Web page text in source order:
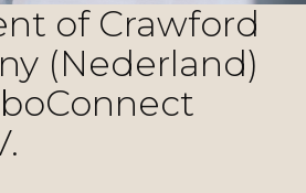
of Crawford
(Nederland)